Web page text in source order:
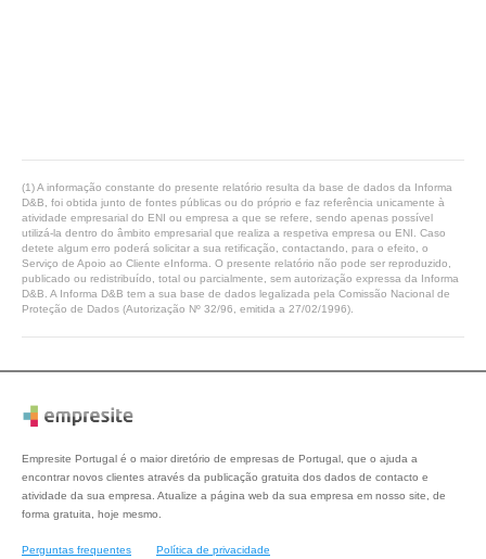
(1) A informação constante do presente relatório resulta da base de dados da Informa
D&B, foi obtida junto de fontes públicas ou do próprio e faz referência unicamente à
atividade empresarial do ENI ou empresa a que se refere, sendo apenas possível
utilizá-la dentro do âmbito empresarial que realiza a respetiva empresa ou ENI. Caso
detete algum erro poderá solicitar a sua retificação, contactando, para o efeito, o
Serviço de Apoio ao Cliente eInforma. O presente relatório não pode ser reproduzido,
publicado ou redistribuído, total ou parcialmente, sem autorização expressa da Informa
D&B. A Informa D&B tem a sua base de dados legalizada pela Comissão Nacional de
Proteção de Dados (Autorização Nº 32/96, emitida a 27/02/1996).
Empresite Portugal é o maior diretório de empresas de Portugal, que o ajuda a
encontrar novos clientes através da publicação gratuita dos dados de contacto e
atividade da sua empresa. Atualize a página web da sua empresa em nosso site, de
forma gratuita, hoje mesmo.
Perguntas frequentes Política de privacidade